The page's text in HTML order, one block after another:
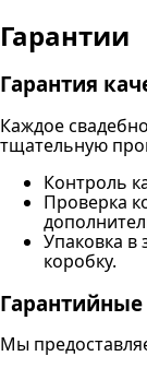
Гарантии
Гарантия
Каждое
тщательную
Контроль
Проверка
Упаковка
коробку.
Гарантийные
Мы